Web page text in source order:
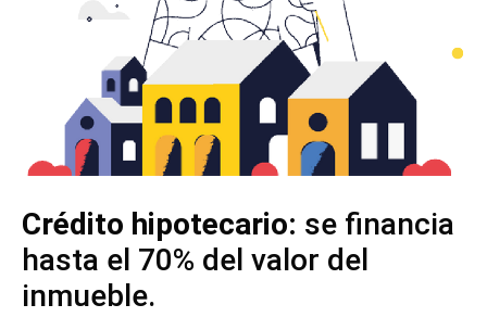
Crédito hipotecario: se financia
hasta el 70% del valor del
inmueble.